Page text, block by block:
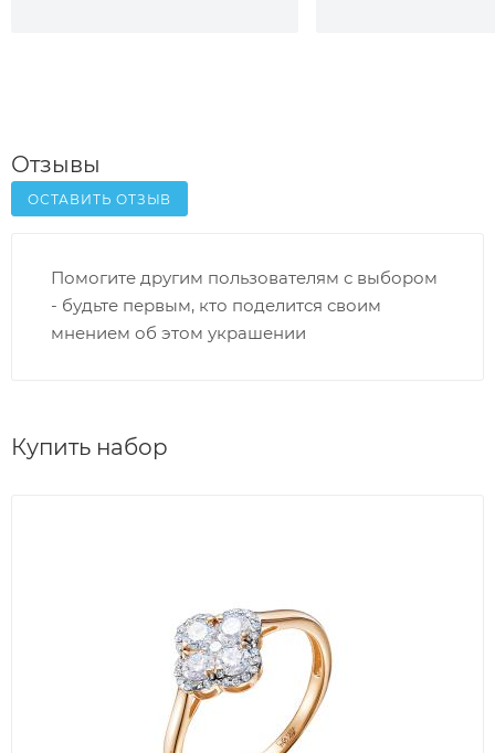
Отзывы
ОСТАВИТЬ ОТЗЫВ
Помогите другим пользователям с выбором
- будьте первым, кто поделится своим
мнением об этом украшении
Купить набор